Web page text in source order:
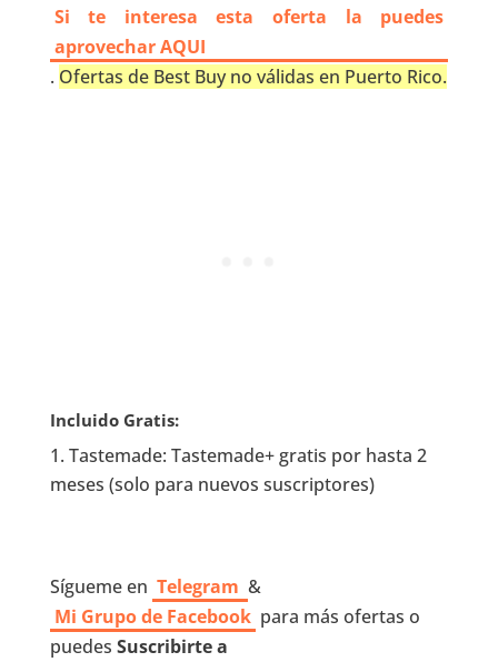
Si te interesa esta oferta la puedes
aprovechar AQUI
. Ofertas de Best Buy no válidas en Puerto Rico.
Incluido Gratis:
Tastemade: Tastemade+ gratis por hasta 2
meses (solo para nuevos suscriptores)
Sígueme en Telegram &
Mi Grupo de Facebook para más ofertas o
puedes Suscribirte a